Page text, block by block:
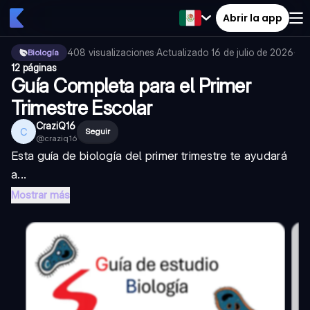
Abrir la app
Biología 408 visualizaciones·Actualizado 16 de julio de 2026·
12 páginas
Guía Completa para el Primer
Trimestre Escolar
C CraziQ16
@craziq16
Seguir
Esta guía de biología del primer trimestre te ayudará
a...
Mostrar más